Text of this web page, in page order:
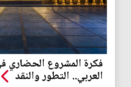
فكرة المشروع الحضاري
العربي.. التطور والنقد